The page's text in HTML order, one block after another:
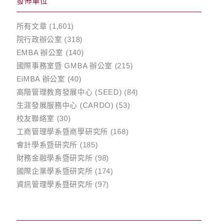
所有文章 (1,601)
院行政辦公室 (318)
EMBA 辦公室 (140)
國際事務室暨 GMBA 辦公室 (215)
EiMBA 辦公室 (40)
高階管理教育發展中心 (SEED) (84)
生涯發展服務中心 (CARDO) (53)
校友聯絡室 (30)
工商管理學系暨商學研究所 (168)
會計學系暨研究所 (185)
財務金融學系暨研究所 (98)
國際企業學系暨研究所 (174)
資訊管理學系暨研究所 (97)